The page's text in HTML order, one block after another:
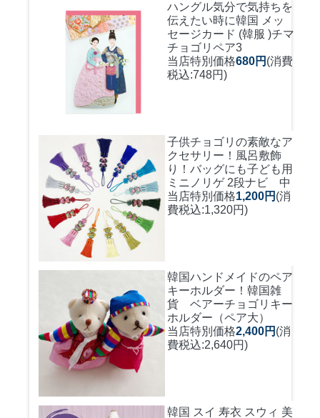
ハングル気分で気持ちを
伝えたい時に韓国 メッ
セージカード (韓服 )チマ
チョゴリペア3
当店特別価格680円 (消費
税込:748円)
子供チョゴリの素敵なア
クセサリー！風呂敷飾
り！バッグにも子ども用
ミニノリゲ 2段ナビ 中
当店特別価格1,200円 (消
費税込:1,320円)
韓国ハンドメイドのペア
キーホルダー！ 韓国雑
貨 ベアーチョゴリキー
ホルダー（ペア大）
当店特別価格2,400円 (消
費税込:2,640円)
韓国 スイ 寿衣 スウィ 美